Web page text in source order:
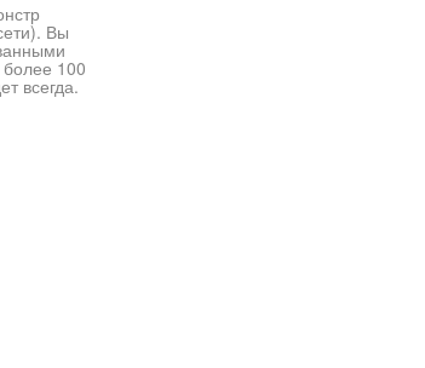
Вы
100
всегда.